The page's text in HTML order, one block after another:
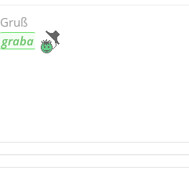
Gruß
graba